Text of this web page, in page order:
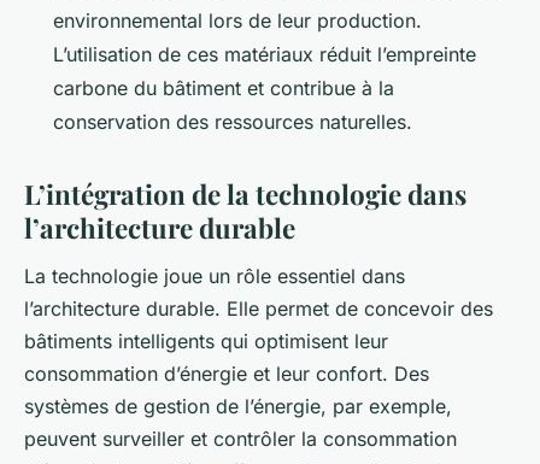
environnemental lors de leur production.
L’utilisation de ces matériaux réduit l’empreinte
carbone du bâtiment et contribue à la
conservation des ressources naturelles.
L’intégration de la technologie dans
l’architecture durable
La technologie joue un rôle essentiel dans
l’architecture durable. Elle permet de concevoir des
bâtiments intelligents qui optimisent leur
consommation d’énergie et leur confort. Des
systèmes de gestion de l’énergie, par exemple,
peuvent surveiller et contrôler la consommation